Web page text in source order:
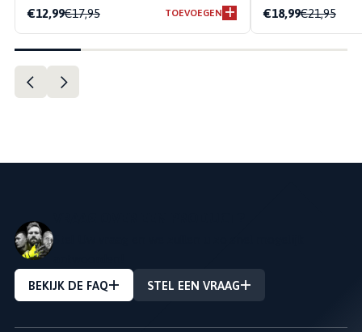
€12,99€17,95 TOEVOEGEN €18,99€21,95
BEKIJK DE FAQ
STEL EEN VRAAG